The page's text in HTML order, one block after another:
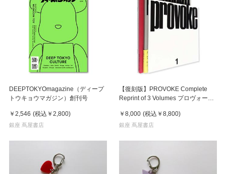
DEEPTOKYOmagazine（ディープ
トウキョウマガジン）創刊号
￥2,546 (税込 ￥2,800)
銀座 蔦屋書店
【復刻版】PROVOKE Complete
Reprint of 3 Volumes プロヴォーク
￥8,000 (税込 ￥8,800)
銀座 蔦屋書店